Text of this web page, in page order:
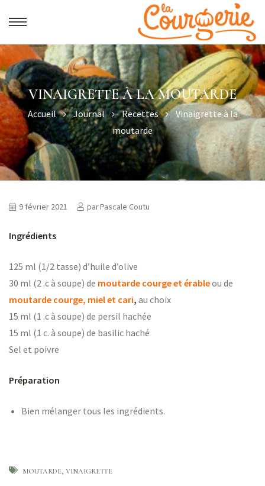
VINAIGRETTE À LA MOUTARDE
Accueil Journal Recettes
Vinaigrette à la
moutarde
9 février 2021 parPascale Coutu
Ingrédients
125 ml (1/2 tasse) d’huile d’olive
30 ml (2 .c à soupe) de moutarde courge et érableou de
moutarde courge, miel et cari, au choix
15 ml (1 .c à soupe) de persil hachée
15 ml (1 c. à soupe) de basilic haché
Sel et poivre
Préparation
Bien mélanger tous les ingrédients.
MOUTARDE VINAIGRETTE